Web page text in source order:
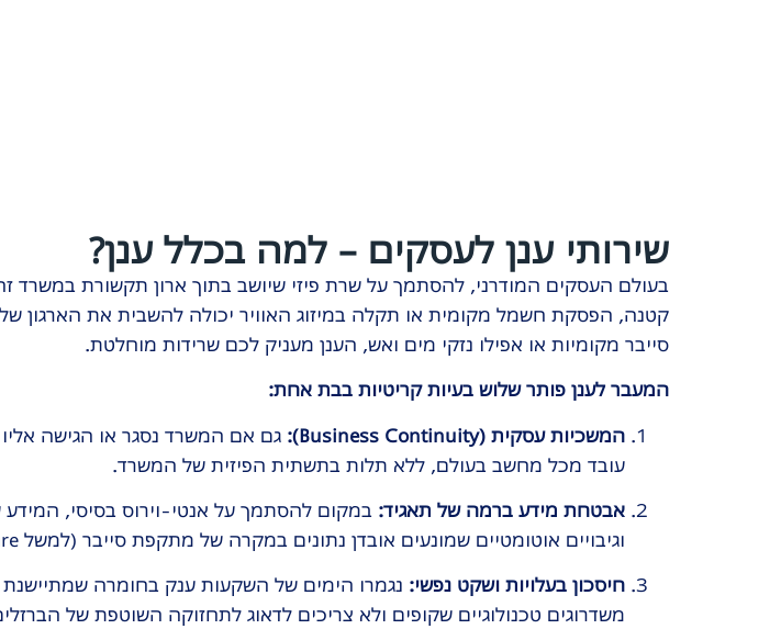
שירותי ענן לעסקים – למה בכלל ענן?
בעולם העסקים המודרני, להסתמך על שרת פיזי שיושב בתוך ארון תקשורת
קטנה, הפסקת חשמל מקומית או תקלה במיזוג האוויר יכולה להשבית את הארגון
סייבר מקומיות או אפילו נזקי מים ואש, הענן מעניק לכם שרידות מוחלטת.
המעבר לענן פותר שלוש בעיות קריטיות בבת אחת:
המשכיות עסקית (Business Continuity):
גם אם המשרד נסגר או הגישה
עובד מכל מחשב בעולם, ללא תלות בתשתית הפיזית של המשרד.
אבטחת מידע ברמה של תאגיד: במקום להסתמך על אנטי-וירוס בסיסי,
וגיבויים אוטומטיים שמונעים אובדן נתונים במקרה של מתקפת סייבר (למשל Ransomware).
חיסכון בעלויות ושקט נפשי:
משדרוגים טכנולוגיים שקופים ולא צריכים לדאוג לתחזוקה השוטפת של